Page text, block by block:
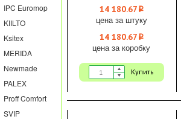
IPC Euromop
KIILTO
Ksitex
MERIDA
Newmade
PALEX
Proff Comfort
SVIP
металл матовый 1/1
14 180.67 i
цена за штуку
14 180.67 i
цена за коробку
Купить